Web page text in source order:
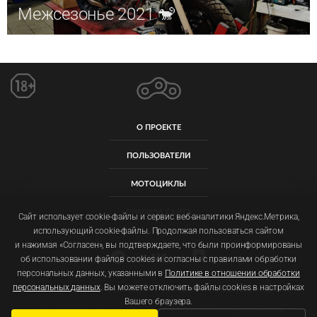
Межсезонье 2021 🐒
О ПРОЕКТЕ
ПОЛЬЗОВАТЕЛИ
МОТОЦИКЛЫ
ПРАВИЛА САЙТА
Пользовательское соглашениеПолитика обработки персональных данных
ООО «ОМОЙМОТ» ОГРН: 1257700092011 ИНН: 9719077129ADMIN@OMOIMOT.RU
Сайт использует cookie-файлы и сервис веб-аналитики Яндекс.Метрика,
использующий cookie-файлы. Продолжая пользоваться сайтом
и нажимая «Согласен», вы подтверждаете, что были проинформированы
об использовании файлов cookies и согласны с правилами обработки
персональных данных, указанными в Политике в отношении обработки
персональных данных. Вы можете отключить файлы cookies в настройках
Вашего браузера.